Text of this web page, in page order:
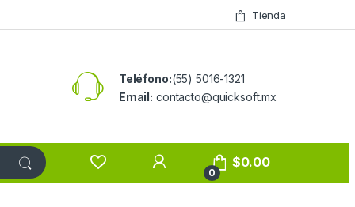
Tienda
Teléfono:(55) 5016-1321
Email: contacto@quicksoft.mx
0
$0.00